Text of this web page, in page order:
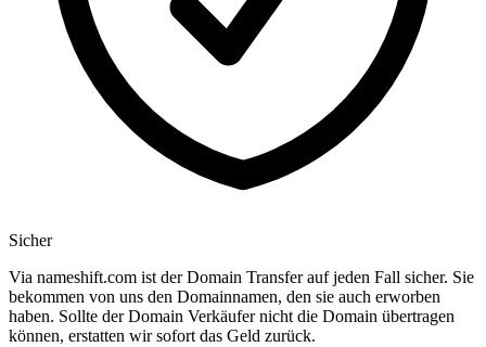
Sicher
Via nameshift.com ist der Domain Transfer auf jeden Fall sicher. Sie
bekommen von uns den Domainnamen, den sie auch erworben
haben. Sollte der Domain Verkäufer nicht die Domain übertragen
können, erstatten wir sofort das Geld zurück.